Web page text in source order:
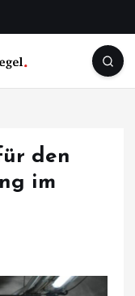
den
im